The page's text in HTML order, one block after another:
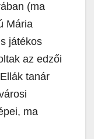
(ma
Mária
játékos
az edzői
tanár
ma